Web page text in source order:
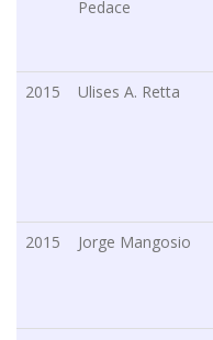
Pedace
2015
Ulises A. Retta
2015
Jorge Mangosio